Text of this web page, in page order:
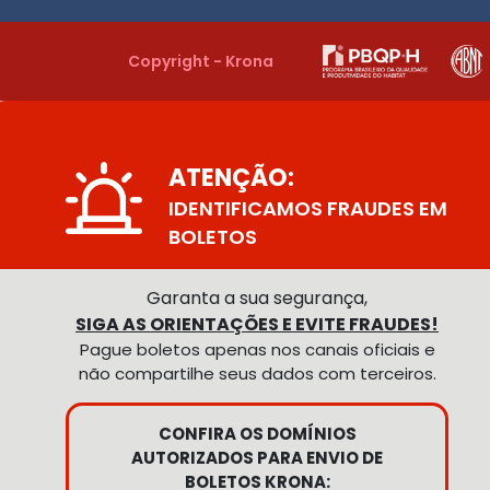
Copyright - Krona
ATENÇÃO:
IDENTIFICAMOS FRAUDES EM
BOLETOS
Garanta a sua segurança,
SIGA AS ORIENTAÇÕES E EVITE FRAUDES!
Pague boletos apenas nos canais oficiais e
não compartilhe seus dados com terceiros.
CONFIRA OS DOMÍNIOS
AUTORIZADOS PARA ENVIO DE
BOLETOS KRONA: